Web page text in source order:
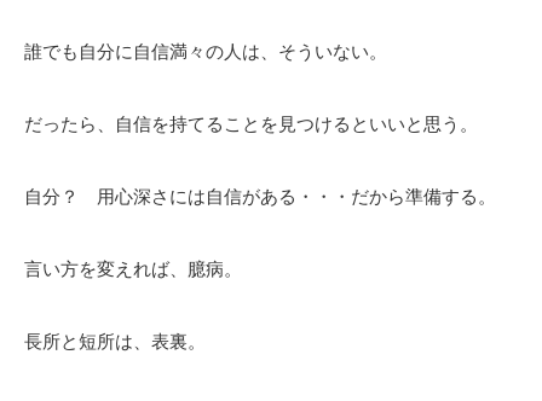
誰でも自分に自信満々の人は、そういない。
だったら、自信を持てることを見つけるといいと思う。
自分？ 用心深さには自信がある・・・だから準備する。
言い方を変えれば、臆病。
長所と短所は、表裏。